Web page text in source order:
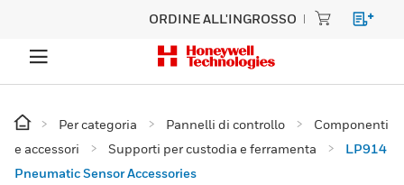
ORDINE ALL'INGROSSO
Per categoria Pannelli di controllo
Componenti
e accessori
Supporti per custodia e ferramenta
LP914
Pneumatic Sensor Accessories